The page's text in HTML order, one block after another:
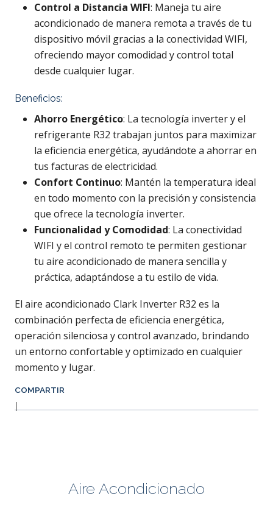
Control a Distancia WIFI: Maneja tu aire
acondicionado de manera remota a través de tu
dispositivo móvil gracias a la conectividad WIFI,
ofreciendo mayor comodidad y control total
desde cualquier lugar.
Beneficios:
Ahorro Energético: La tecnología inverter y el
refrigerante R32 trabajan juntos para maximizar
la eficiencia energética, ayudándote a ahorrar en
tus facturas de electricidad.
Confort Continuo: Mantén la temperatura ideal
en todo momento con la precisión y consistencia
que ofrece la tecnología inverter.
Funcionalidad y Comodidad: La conectividad
WIFI y el control remoto te permiten gestionar
tu aire acondicionado de manera sencilla y
práctica, adaptándose a tu estilo de vida.
El aire acondicionado Clark Inverter R32 es la
combinación perfecta de eficiencia energética,
operación silenciosa y control avanzado, brindando
un entorno confortable y optimizado en cualquier
momento y lugar.
COMPARTIR
|
Aire Acondicionado